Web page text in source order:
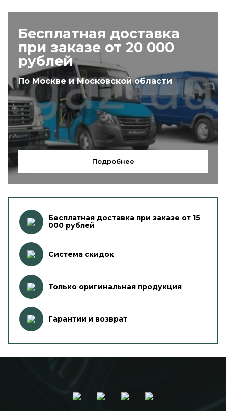
Бесплатная доставка
при заказе от 20 000
рублей
По Москве и Московской области
Подробнее
Бесплатная доставка при заказе от 15
000 рублей
Система скидок
Только оригинальная продукция
Гарантии и возврат